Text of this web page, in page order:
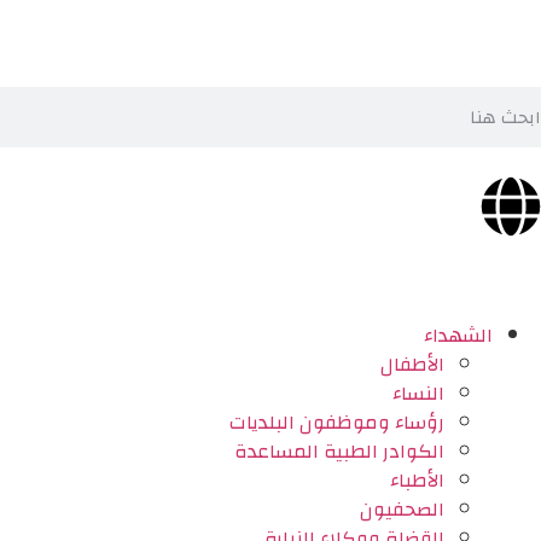
الشهداء
الأطفال
النساء
رؤساء وموظفون البلديات
الكوادر الطبية المساعدة
الأطباء
الصحفيون